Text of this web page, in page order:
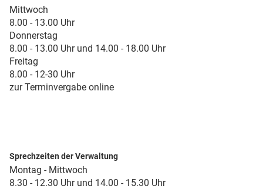
Mittwoch
8.00 - 13.00 Uhr
Donnerstag
8.00 - 13.00 Uhr und 14.00 - 18.00 Uhr
Freitag
8.00 - 12-30 Uhr
zur Terminvergabe online
Sprechzeiten der Verwaltung
Montag - Mittwoch
8.30 - 12.30 Uhr und 14.00 - 15.30 Uhr